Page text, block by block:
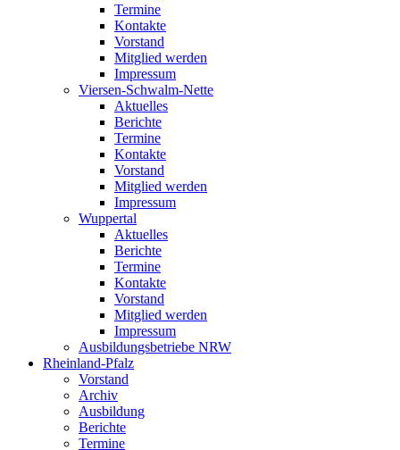
Termine
Kontakte
Vorstand
Mitglied werden
Impressum
Viersen-Schwalm-Nette
Aktuelles
Berichte
Termine
Kontakte
Vorstand
Mitglied werden
Impressum
Wuppertal
Aktuelles
Berichte
Termine
Kontakte
Vorstand
Mitglied werden
Impressum
Ausbildungsbetriebe NRW
Rheinland-Pfalz
Vorstand
Archiv
Ausbildung
Berichte
Termine